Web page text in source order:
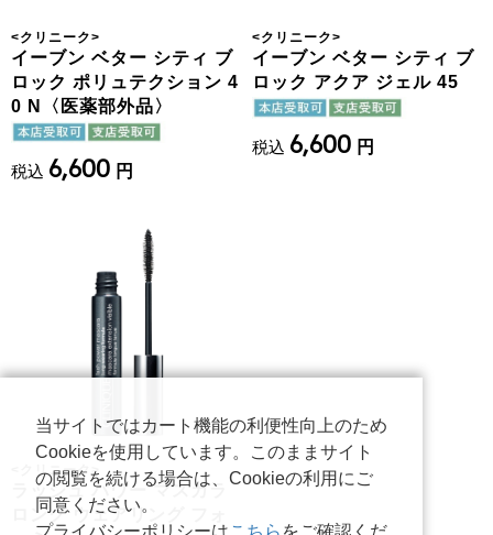
<クリニーク>
イーブン ベター シティ ブ
ロック ポリュテクション 4
0 N〈医薬部外品〉
税込 6,600 円
<クリニーク>
イーブン ベター シティ ブ
ロック アクア ジェル 45
税込 6,600 円
クリニーク>
ラッシュ パワー マスカラ
ロング ウェアリング フォ
当サイトではカート機能の利便性向上のため
Cookieを使用しています。このままサイト
の閲覧を続ける場合は、Cookieの利用にご
同意ください。
プライバシーポリシーは こちら をご確認くだ